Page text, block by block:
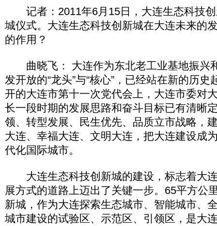
记者：2011年6月15日，大连生态科技创
城仪式。大连生态科技创新城在大连未来的
的作用？
曲晓飞： 大连作为东北老工业基地振兴
发开放的“龙头”与“核心”，已经站在新的历
开的大连市第十一次党代会上，大连市委对
长一段时期的发展思路和奋斗目标已有清晰
领、转型发展、民生优先、品质立市战略，
大连、幸福大连、文明大连，把大连建设成
代化国际城市。
大连生态科技创新城的建设，标志着大
展方式的道路上迈出了关键一步。65平方公
新城，作为大连探索生态城市、智能城市、
城市建设的试验区、示范区、引领区，是大